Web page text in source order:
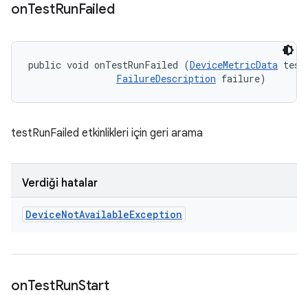
onTestRunFailed
public void onTestRunFailed (DeviceMetricData
FailureDescription failure)
testRunFailed etkinlikleri için geri arama
Verdiği hatalar
DeviceNotAvailableException
onTestRunStart